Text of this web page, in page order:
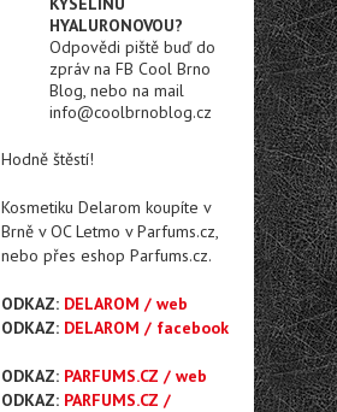
HYALURONOVOU?
Odpovědi piště buď do
zpráv na FB Cool Brno
Blog, nebo na mail
info@coolbrnoblog.cz
Hodně štěstí!
Kosmetiku Delarom koupíte v
Brně v OC Letmo v Parfums.cz,
nebo přes eshop Parfums.cz.
ODKAZ: DELAROM / web
ODKAZ: DELAROM / facebook
ODKAZ: PARFUMS.CZ / web
ODKAZ: PARFUMS.CZ /